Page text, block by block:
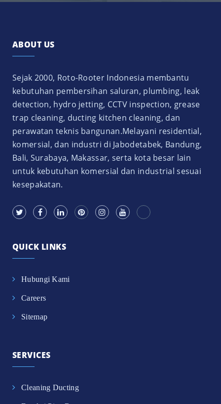
ABOUT US
Sejak 2000, Roto-Rooter Indonesia membantu
kebutuhan pembersihan saluran, plumbing, leak
detection, hydro jetting, CCTV inspection, grease
trap cleaning, ducting kitchen cleaning, dan
perawatan teknis bangunan.Melayani residential,
komersial, dan industri di Jabodetabek, Bandung,
Bali, Surabaya, Makassar, serta kota besar lain
untuk kebutuhan komersial dan industrial sesuai
kesepakatan.
QUICK LINKS
Hubungi Kami
Careers
Sitemap
SERVICES
Cleaning Ducting